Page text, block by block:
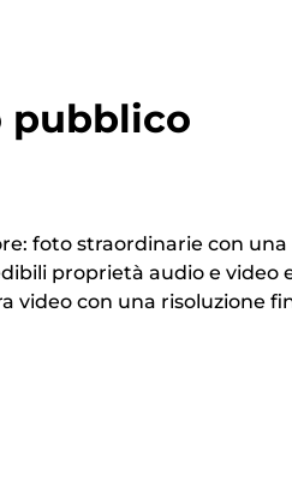
pubblico
foto straordinarie con una
proprietà audio e video
video con una risoluzione